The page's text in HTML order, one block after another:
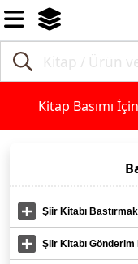
Kitap Basımı
Şiir Kitabı
Şiir Kitabı Gönderim